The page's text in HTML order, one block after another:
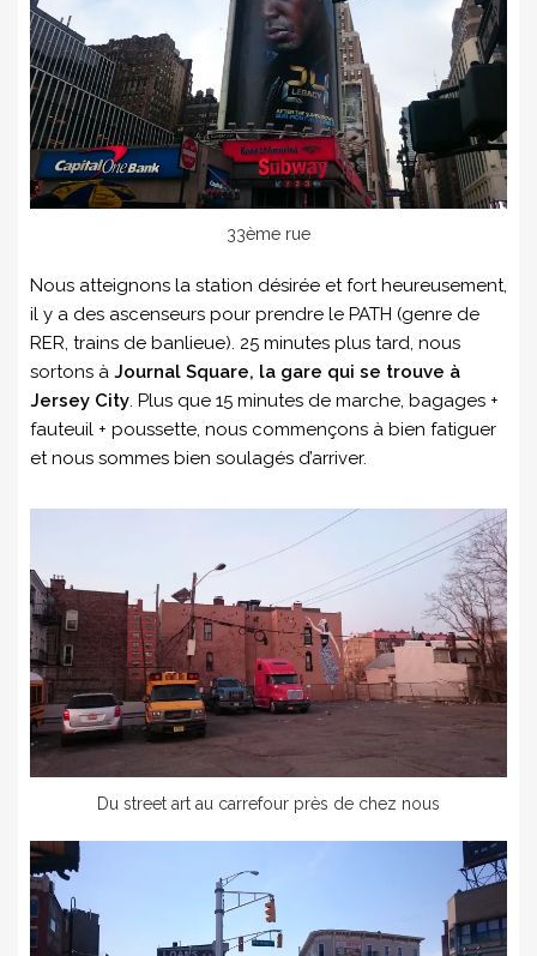
33ème rue
Nous atteignons la station désirée et fort heureusement,
il y a des ascenseurs pour prendre le PATH (genre de
RER, trains de banlieue). 25 minutes plus tard, nous
sortons à Journal Square, la gare qui se trouve à
Jersey City. Plus que 15 minutes de marche, bagages +
fauteuil + poussette, nous commençons à bien fatiguer
et nous sommes bien soulagés d’arriver.
Du street art au carrefour près de chez nous